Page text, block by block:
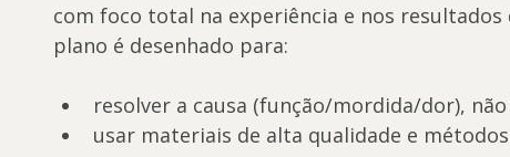
com foco total na experiência e nos
plano é desenhado para:
resolver a causa (função/mordida/dor),
usar materiais de alta qualidade e